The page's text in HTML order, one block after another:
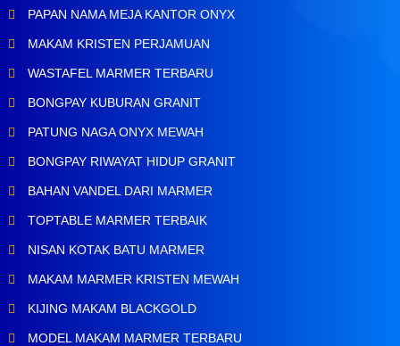
PAPAN NAMA MEJA KANTOR ONYX
MAKAM KRISTEN PERJAMUAN
WASTAFEL MARMER TERBARU
BONGPAY KUBURAN GRANIT
PATUNG NAGA ONYX MEWAH
BONGPAY RIWAYAT HIDUP GRANIT
BAHAN VANDEL DARI MARMER
TOPTABLE MARMER TERBAIK
NISAN KOTAK BATU MARMER
MAKAM MARMER KRISTEN MEWAH
KIJING MAKAM BLACKGOLD
MODEL MAKAM MARMER TERBARU